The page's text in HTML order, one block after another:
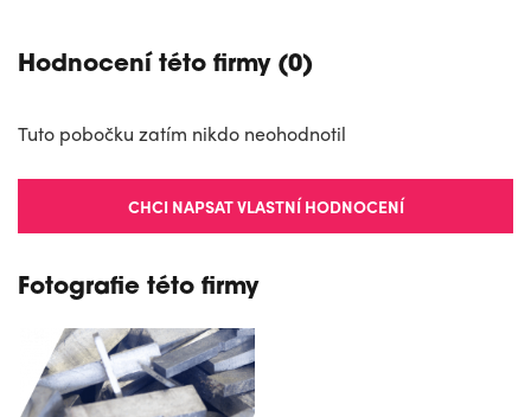
Hodnocení této firmy (0)
Tuto pobočku zatím nikdo neohodnotil
CHCI NAPSAT VLASTNÍ HODNOCENÍ
Fotografie této firmy